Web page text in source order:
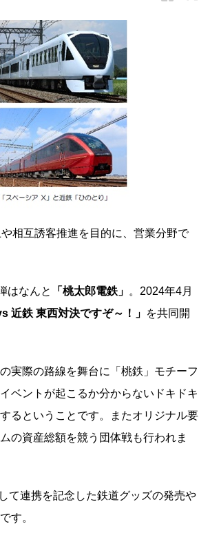
相互誘客推進を目的に、営業分野で
はなんと 「桃太郎電鉄」 。2024年4月
近鉄 東西対決ですぞ～！」 を共同開
実際の路線を舞台に「桃鉄」モチーフ
ベントが起こるか分からないドキドキ
るということです。またオリジナル要
の資産総額を競う団体戦も行われま
て連携を記念した鉄道グッズの発売や
す。